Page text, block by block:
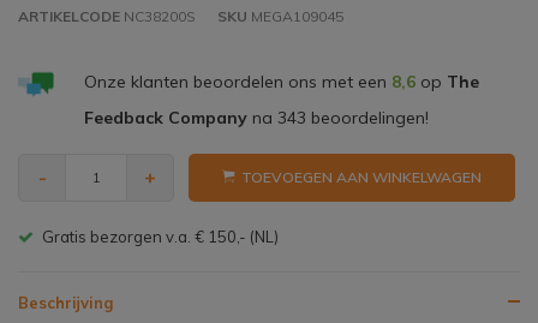
ARTIKELCODE NC38200S SKU MEGA109045
Onze klanten beoordelen ons met een 8,6op The
Feedback Companyna 343 beoordelingen!
- + TOEVOEGEN AAN WINKELWAGEN
Gratis bezorgen v.a. € 150,- (NL)
Beschrijving